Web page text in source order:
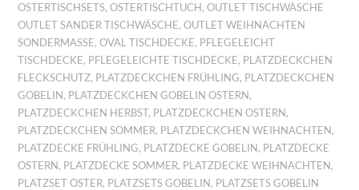
OSTERTISCHSETS,OSTERTISCHTUCH,OUTLET TISCHWÄSCHE
OUTLET SANDER TISCHWÄSCHE,OUTLET WEIHNACHTEN
SONDERMASSE ,OVAL TISCHDECKE, PFLEGELEICHT
TISCHDECKE, PFLEGELEICHTE TISCHDECKE, PLATZDECKCHEN
FLECKSCHUTZ, PLATZDECKCHEN FRÜHLING, PLATZDECKCHEN
GOBELIN, PLATZDECKCHEN GOBELIN OSTERN,
PLATZDECKCHEN HERBST, PLATZDECKCHEN OSTERN,
PLATZDECKCHEN SOMMER, PLATZDECKCHEN WEIHNACHTEN,
PLATZDECKE FRÜHLING, PLATZDECKE GOBELIN, PLATZDECKE
OSTERN, PLATZDECKE SOMMER, PLATZDECKE WEIHNACHTEN,
PLATZSET OSTER, PLATZSETS GOBELIN, PLATZSETS GOBELIN